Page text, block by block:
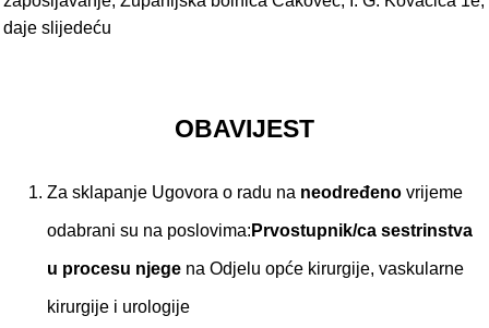
daje slijedeću
OBAVIJEST
Za sklapanje Ugovora o radu na neodređeno vrijeme
odabrani su na poslovima: Prvostupnik/ca sestrinstva
u procesu njege na Odjelu opće kirurgije, vaskularne
kirurgije i urologije